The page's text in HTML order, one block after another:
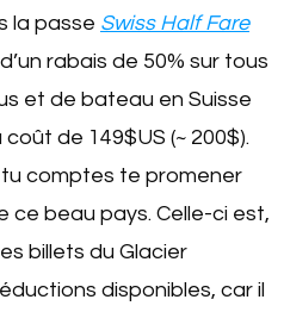
la passe Swiss Half Fare
rabais de 50% sur tous
et de bateau en Suisse
de 149$US (~ 200$).
comptes te promener
ce beau pays. Celle-ci est,
billets du Glacier
disponibles, car il